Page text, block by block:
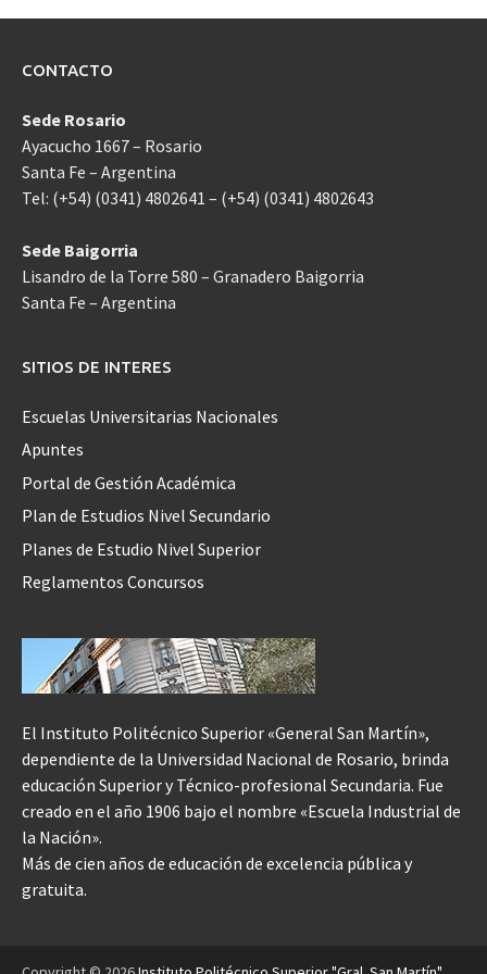
CONTACTO
Sede Rosario
Ayacucho 1667 – Rosario
Santa Fe – Argentina
Tel: (+54) (0341) 4802641 – (+54) (0341) 4802643
Sede Baigorria
Lisandro de la Torre 580 – Granadero Baigorria
Santa Fe – Argentina
SITIOS DE INTERES
Escuelas Universitarias Nacionales
Apuntes
Portal de Gestión Académica
Plan de Estudios Nivel Secundario
Planes de Estudio Nivel Superior
Reglamentos Concursos
El Instituto Politécnico Superior «General San Martín»,
dependiente de la Universidad Nacional de Rosario, brinda
educación Superior y Técnico-profesional Secundaria. Fue
creado en el año 1906 bajo el nombre «Escuela Industrial de
la Nación».
Más de cien años de educación de excelencia pública y
gratuita.